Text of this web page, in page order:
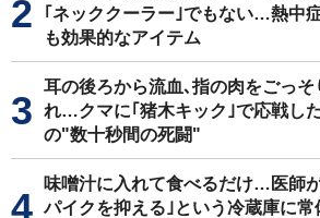
｢ネッククーラー｣でもない…熱中
も効果的なアイテム
耳の後ろから流血､指の肉をごっそ
れ…クマに｢猪木キック｣で応戦し
の"数十秒間の死闘"
味噌汁に入れて食べるだけ…医師
パイクを抑える｣という冷蔵庫に常